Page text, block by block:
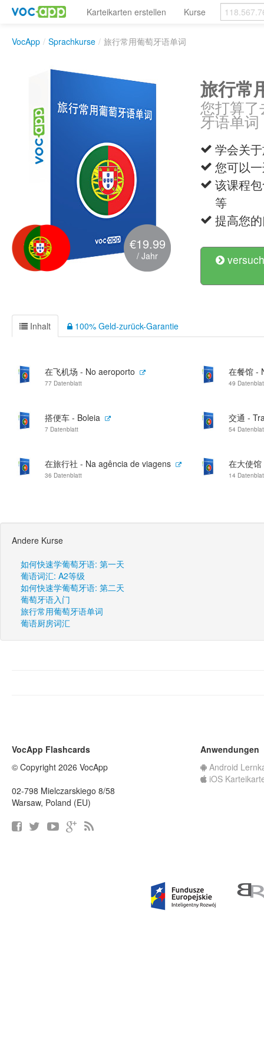
Karteikarten erstellen Kurse
VocApp / Sprachkurse / 旅行常用葡萄牙语单词
€19.99
/ Jahr
旅行常
您打算
牙语单词
学会关
您可以
该课程
等
提高您
Inhalt 100% Geld-zurück-Garantie
在飞机场 - No aeroporto
77 Datenblatt
在餐馆 -
49
搭便车 - Boleia
7 Datenblatt
交通 -
54
在旅行社 - Na agência de viagens
36 Datenblatt
在大使
14
Andere Kurse
如何快速学葡萄牙语: 第一天
葡语词汇: A2等级
如何快速学葡萄牙语: 第二天
葡萄牙语入门
旅行常用葡萄牙语单词
葡语厨房词汇
VocApp Flashcards
© Copyright 2026 VocApp
02-798 Mielczarskiego 8/58
Warsaw, Poland (EU)
Anwendungen
Android
iOS